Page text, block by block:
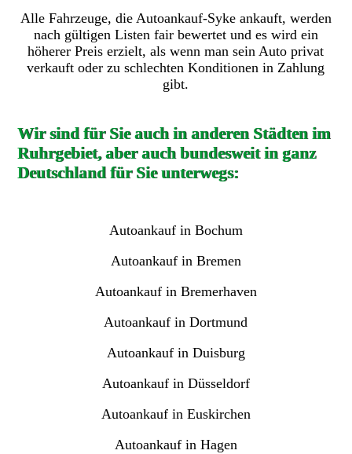
Alle Fahrzeuge, die Autoankauf-Syke ankauft, werden
nach gültigen Listen fair bewertet und es wird ein
höherer Preis erzielt, als wenn man sein Auto privat
verkauft oder zu schlechten Konditionen in Zahlung
gibt.
Wir sind für Sie auch in anderen Städten im
Ruhrgebiet, aber auch bundesweit in ganz
Deutschland für Sie unterwegs:
Autoankauf in Bochum
Autoankauf in Bremen
Autoankauf in Bremerhaven
Autoankauf in Dortmund
Autoankauf in Duisburg
Autoankauf in Düsseldorf
Autoankauf in Euskirchen
Autoankauf in Hagen